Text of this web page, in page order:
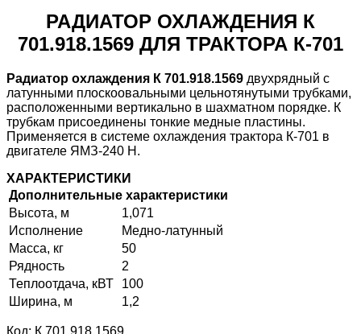
РАДИАТОР ОХЛАЖДЕНИЯ К
701.918.1569 ДЛЯ ТРАКТОРА К-701
Радиатор охлаждения К 701.918.1569 двухрядный с
латунными плоскоовальными цельнотянутыми трубками,
расположенными вертикально в шахматном порядке. К
трубкам присоединены тонкие медные пластины.
Применяется в системе охлаждения трактора К-701 в
двигателе ЯМЗ-240 Н.
ХАРАКТЕРИСТИКИ
Дополнительные характеристики
Высота, м
1,071
Исполнение
Медно-латунный
Масса, кг
50
Рядность
2
Теплоотдача, кВТ
100
Ширина, м
1,2